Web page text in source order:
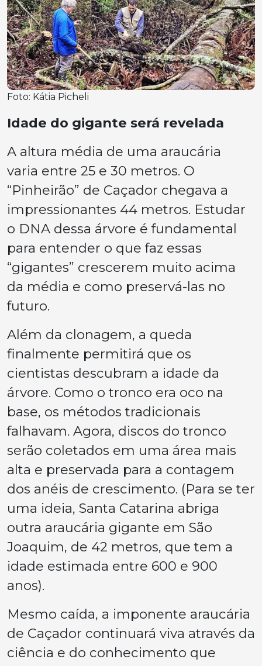
Foto: Kátia Picheli
Idade do gigante será revelada
A altura média de uma araucária
varia entre 25 e 30 metros. O
“Pinheirão” de Caçador chegava a
impressionantes 44 metros. Estudar
o DNA dessa árvore é fundamental
para entender o que faz essas
“gigantes” crescerem muito acima
da média e como preservá-las no
futuro.
Além da clonagem, a queda
finalmente permitirá que os
cientistas descubram a idade da
árvore. Como o tronco era oco na
base, os métodos tradicionais
falhavam. Agora, discos do tronco
serão coletados em uma área mais
alta e preservada para a contagem
dos anéis de crescimento. (Para se ter
uma ideia, Santa Catarina abriga
outra araucária gigante em São
Joaquim, de 42 metros, que tem a
idade estimada entre 600 e 900
anos).
Mesmo caída, a imponente araucária
de Caçador continuará viva através da
ciência e do conhecimento que